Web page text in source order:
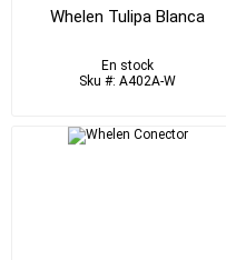
Whelen Tulipa Blanca
En stock
Sku #: A402A-W